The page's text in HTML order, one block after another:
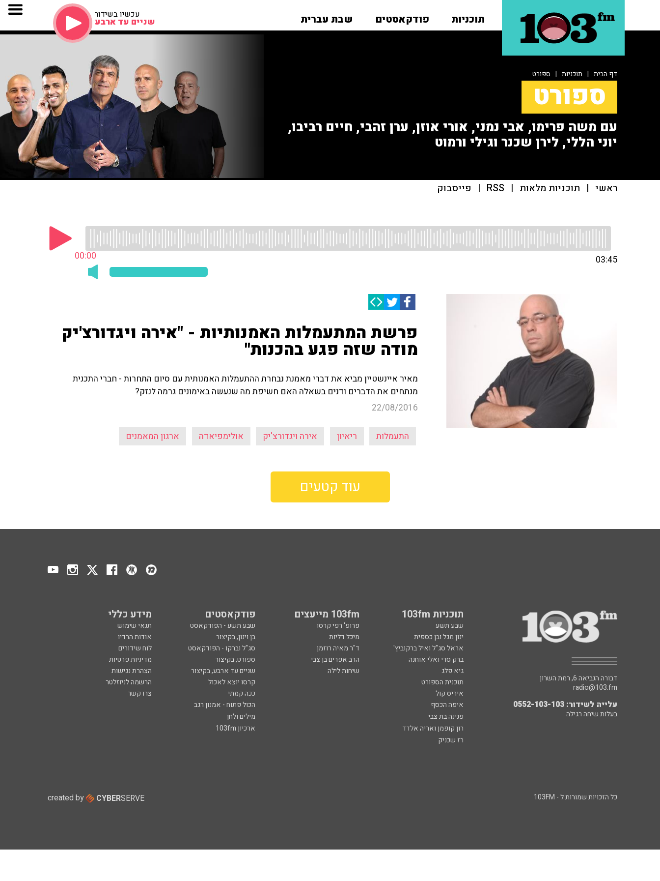
תוכניות פודקאסטים שבת עברית עכשיו בשידור
שניים עד ארבע
דף הבית | תוכניות | ספורט
ספורט
עם משה פרימו, אבי נמני, אורי אוזן, ערן זהבי, חיים רביבו,
יוני הללי, לירן שכנר וגילי ורמוט
ראשי | תוכניות מלאות |
RSS
| פייסבוק
00:00 03:45
פרשת המתעמלות האמנותיות - "אירה ויגדורצ'יק
מודה שזה פגע בהכנות"
מאיר איינשטיין מביא את דברי מאמנת נבחרת ההתעמלות האמנותית עם סיום התחרות - חברי התכנית
מנתחים את הדברים ודנים בשאלה האם חשיפת מה שנעשה באימונים גרמה לנזק?
22/08/2016
התעמלות ריאיון אירה ויגדורצ'יק אולימפיאדה ארגון המאמנים
עוד קטעים
תוכניות 103fm 103fm מייעצים פודקאסטים מידע כללי
שבע תשע פרופ' רפי קרסו שבע תשע - הפודקאסט
תנאי שימוש
ינון מגל ובן כספית
מיכל דליות בן וינון, בקיצור
אודות הרדיו
אראל סג"ל ואיל ברקוביץ'
ד"ר מאיה רוזמן סג"ל וברקו - הפודקאסט
לוח שידורים
ברק סרי ואלי אוחנה
הרב אפרים בן צבי ספורט, בקיצור
מדיניות פרטיות
גיא פלג
שיחות לילה שניים עד ארבע, בקיצור
הצהרת נגישות
תוכנית הספורט
קרסו יוצא לאכול
הרשמה לניוזלטר
איריס קול
ככה קמתי
צרו קשר
איפה הכסף
הכול פתוח - אמנון רגב
פנינה בת צבי
מילים ולחן
רון קופמן ואריה אלדד
ארכיון 103fm
רז שכניק
דבורה הנביאה 6, רמת השרון
radio@103.fm
עלייה לשידור: 0552-103-103
בעלות שיחה רגילה
כל הזכויות שמורות ל - 103FM created by CYBERSERVE